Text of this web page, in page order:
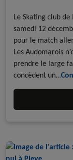
Le Skating club
samedi 12
pour le match
Les Audomarois
prendre le large
concèdent un…